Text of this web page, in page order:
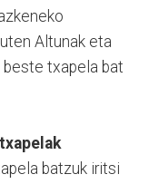
Altunak eta
beste txapela bat
batzuk iritsi